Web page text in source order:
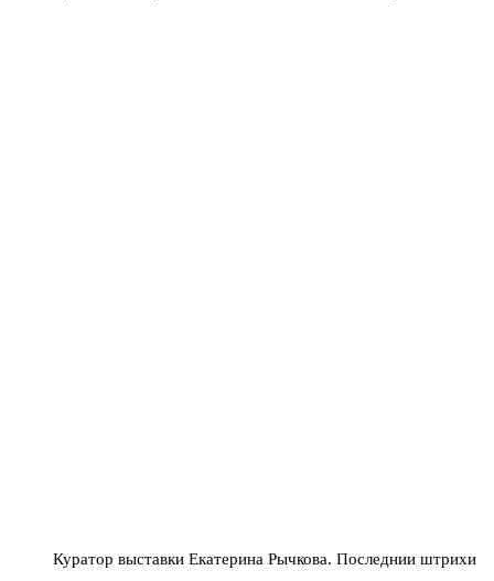
Куратор выставки Екатерина Рычкова. Последнии штрихи